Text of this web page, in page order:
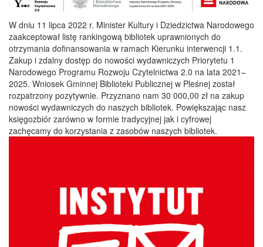
W dniu 11 lipca 2022 r. Minister Kultury i Dziedzictwa Narodowego
zaakceptował listę rankingową bibliotek uprawnionych do
otrzymania dofinansowania w ramach Kierunku interwencji 1.1.
Zakup i zdalny dostęp do nowości wydawniczych Priorytetu 1
Narodowego Programu Rozwoju Czytelnictwa 2.0 na lata 2021–
2025. Wniosek Gminnej Biblioteki Publicznej w Pleśnej został
rozpatrzony pozytywnie. Przyznano nam 30 000,00 zł na zakup
nowości wydawniczych do naszych bibliotek. Powiększając nasz
księgozbiór zarówno w formie tradycyjnej jak i cyfrowej
zachęcamy do korzystania z zasobów naszych bibliotek.